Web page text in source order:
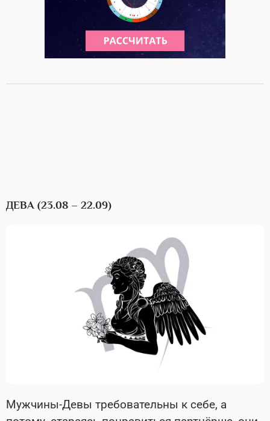
ДЕВА (23.08 – 22.09)
Мужчины-Девы требовательны к себе, а